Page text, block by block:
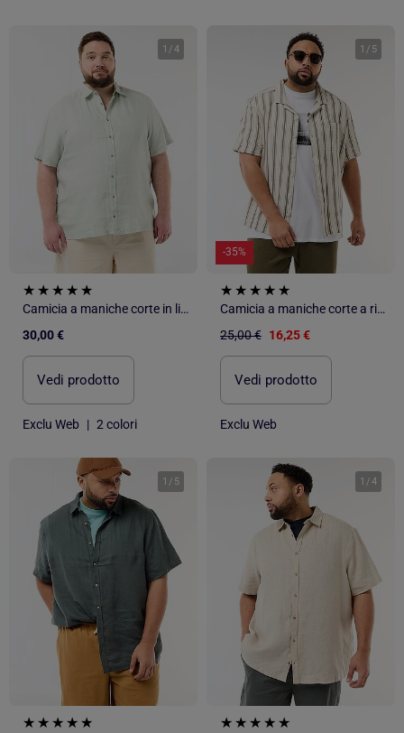
1 /4
Camicia a maniche corte in lino
30,00 €
Vedi prodotto
Exclu Web | 2 colori
1 / 5
-35%
Camicia a maniche corte a righe
25,00 € 16,25 €
Vedi prodotto
Exclu Web
1 / 5 1 /4